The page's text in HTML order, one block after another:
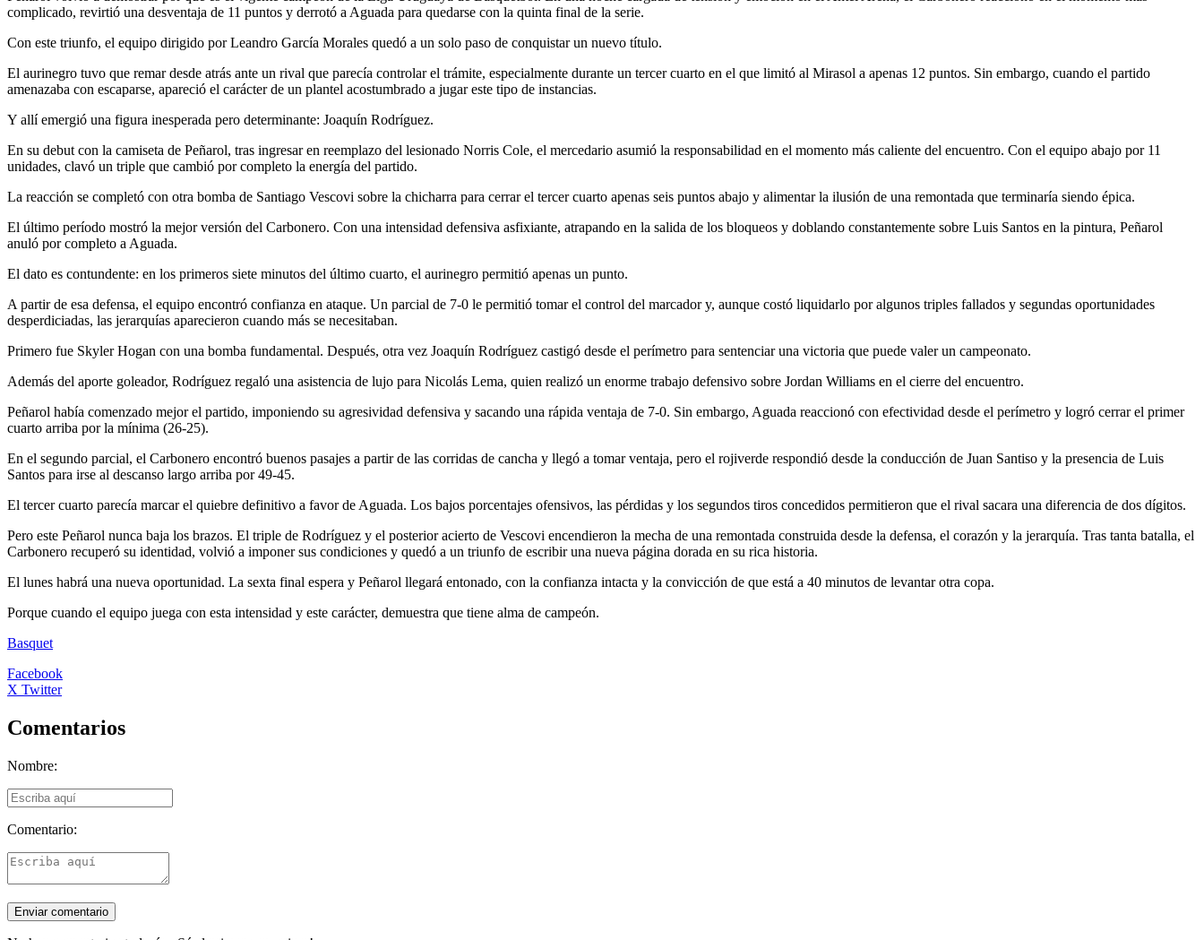
complicado, revirtió una desventaja de 11 puntos y derrotó a Aguada para quedarse con la quinta final de la serie.
Con este triunfo, el equipo dirigido por Leandro García Morales quedó a un solo paso de conquistar un nuevo título.
El aurinegro tuvo que remar desde atrás ante un rival que parecía controlar el trámite, especialmente durante un tercer cuarto en el que limitó al Mirasol a apenas 12 puntos. Sin embargo, cuando el partido
amenazaba con escaparse, apareció el carácter de un plantel acostumbrado a jugar este tipo de instancias.
Y allí emergió una figura inesperada pero determinante: Joaquín Rodríguez.
En su debut con la camiseta de Peñarol, tras ingresar en reemplazo del lesionado Norris Cole, el mercedario asumió la responsabilidad en el momento más caliente del encuentro. Con el equipo abajo por 11
unidades, clavó un triple que cambió por completo la energía del partido.
La reacción se completó con otra bomba de Santiago Vescovi sobre la chicharra para cerrar el tercer cuarto apenas seis puntos abajo y alimentar la ilusión de una remontada que terminaría siendo épica.
El último período mostró la mejor versión del Carbonero. Con una intensidad defensiva asfixiante, atrapando en la salida de los bloqueos y doblando constantemente sobre Luis Santos en la pintura, Peñarol
anuló por completo a Aguada.
El dato es contundente: en los primeros siete minutos del último cuarto, el aurinegro permitió apenas un punto.
A partir de esa defensa, el equipo encontró confianza en ataque. Un parcial de 7-0 le permitió tomar el control del marcador y, aunque costó liquidarlo por algunos triples fallados y segundas oportunidades
desperdiciadas, las jerarquías aparecieron cuando más se necesitaban.
Primero fue Skyler Hogan con una bomba fundamental. Después, otra vez Joaquín Rodríguez castigó desde el perímetro para sentenciar una victoria que puede valer un campeonato.
Además del aporte goleador, Rodríguez regaló una asistencia de lujo para Nicolás Lema, quien realizó un enorme trabajo defensivo sobre Jordan Williams en el cierre del encuentro.
Peñarol había comenzado mejor el partido, imponiendo su agresividad defensiva y sacando una rápida ventaja de 7-0. Sin embargo, Aguada reaccionó con efectividad desde el perímetro y logró cerrar el primer
cuarto arriba por la mínima (26-25).
En el segundo parcial, el Carbonero encontró buenos pasajes a partir de las corridas de cancha y llegó a tomar ventaja, pero el rojiverde respondió desde la conducción de Juan Santiso y la presencia de Luis
Santos para irse al descanso largo arriba por 49-45.
El tercer cuarto parecía marcar el quiebre definitivo a favor de Aguada. Los bajos porcentajes ofensivos, las pérdidas y los segundos tiros concedidos permitieron que el rival sacara una diferencia de dos dígitos.
Pero este Peñarol nunca baja los brazos. El triple de Rodríguez y el posterior acierto de Vescovi encendieron la mecha de una remontada construida desde la defensa, el corazón y la jerarquía. Tras tanta batalla, el
Carbonero recuperó su identidad, volvió a imponer sus condiciones y quedó a un triunfo de escribir una nueva página dorada en su rica historia.
El lunes habrá una nueva oportunidad. La sexta final espera y Peñarol llegará entonado, con la confianza intacta y la convicción de que está a 40 minutos de levantar otra copa.
Porque cuando el equipo juega con esta intensidad y este carácter, demuestra que tiene alma de campeón.
Basquet
Facebook
X Twitter
Comentarios
Nombre:
Comentario: